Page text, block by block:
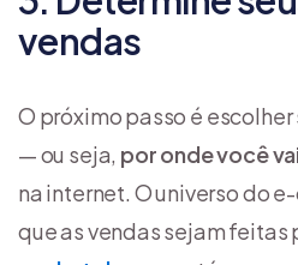
vendas
O próximo passo é
— ou seja, por onde você
na internet. O universo do
que as vendas sejam feitas